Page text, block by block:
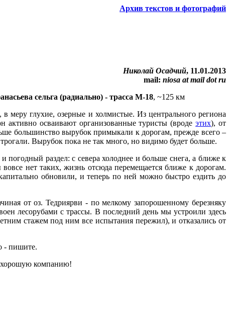
Архив текстов и фотографий
Николай Осадчий, 11.01.2013
mail: niosa at mail dot ru
сельга (радиально) - трасса М-18, ~125 км
меру глухие, озерные и холмистые. Из центрального региона
активно осваивают организованные туристы (вродеэтих), от
большинство вырубок примыкали к дорогам, прежде всего –
Вырубок пока не так много, но видимо будет больше.
погодный раздел: с севера холоднее и больше снега, а ближе к
нет таких, жизнь отсюда перемещается ближе к дорогам.
обновили, и теперь по ней можно быстро ездить до
от оз. Тедриярви - по мелкому запорошенному березняку
лесорубами с трассы. В последний день мы устроили здесь
стажем под ним все испытания пережил), и отказались от
- пишите.
компанию!